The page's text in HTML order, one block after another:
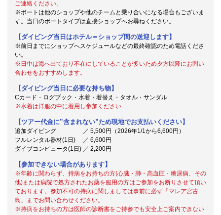
ご連絡ください。
※ボートは他のショップや他のチームと乗り合いになる場合もございま
す。当日のボートタイプは直接ショップへお尋ねください。
【ダイビング当日はホテル＝ショップ間の送迎します】
※前日までにショップへスケジュールなどの最終確認のため電話くださ
い。
※日中は海へ出ており不在にしていることが多いため夕方以降にお問い
合わせをおすすめします。
【ダイビング当日に必要な持ち物】
Cカード・ログブック・水着・着替え・タオル・サンダル
※水着は洋服の中に着用し参加ください
【ツアー代金に”含まれない”ため現地でお支払いください】
追加ダイビング ／ 5,500円（2026年1/1から6,600円）
フルレンタル器材(1日) ／ 6,600円
ダイブコンピュータ(1日) ／ 2,200円
【参加できない場合があります】
※年齢に関わらず、持病をお持ちの方(心臓・肺・高血圧・糖尿病、その
他)または病院で処方されたお薬を服用の方はご参加をお断りさせて頂い
ております。参加不可の持病に関しましては事前に必ず「マレア宮古
島」までお問い合わせください。
※持病をお持ちの方は医師の診断書をご持参でも安全上ご案内できない